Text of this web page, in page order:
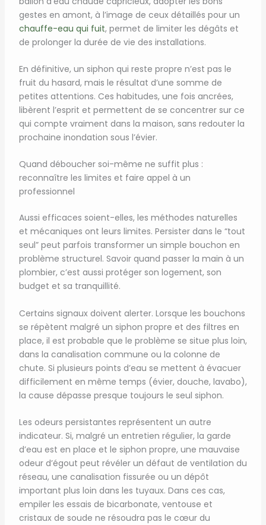
gestes en amont, à l’image de ceux détaillés pour un
chauffe-eau qui fuit, permet de limiter les dégâts et
de prolonger la durée de vie des installations.
En définitive, un siphon qui reste propre n’est pas le
fruit du hasard, mais le résultat d’une somme de
petites attentions. Ces habitudes, une fois ancrées,
libèrent l’esprit et permettent de se concentrer sur ce
qui compte vraiment dans la maison, sans redouter la
prochaine inondation sous l’évier.
Quand déboucher soi-même ne suffit plus :
reconnaître les limites et faire appel à un
professionnel
Aussi efficaces soient-elles, les méthodes naturelles
et mécaniques ont leurs limites. Persister dans le “tout
seul” peut parfois transformer un simple bouchon en
problème structurel. Savoir quand passer la main à un
plombier, c’est aussi protéger son logement, son
budget et sa tranquillité.
Certains signaux doivent alerter. Lorsque les bouchons
se répètent malgré un siphon propre et des filtres en
place, il est probable que le problème se situe plus loin,
dans la canalisation commune ou la colonne de
chute. Si plusieurs points d’eau se mettent à évacuer
difficilement en même temps (évier, douche, lavabo),
la cause dépasse presque toujours le seul siphon.
Les odeurs persistantes représentent un autre
indicateur. Si, malgré un entretien régulier, la garde
d’eau est en place et le siphon propre, une mauvaise
odeur d’égout peut révéler un défaut de ventilation du
réseau, une canalisation fissurée ou un dépôt
important plus loin dans les tuyaux. Dans ces cas,
empiler les essais de bicarbonate, ventouse et
cristaux de soude ne résoudra pas le cœur du